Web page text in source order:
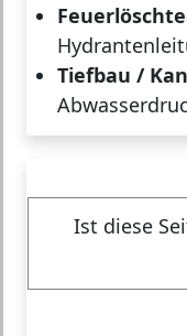
Tiefbau /
Ist diese